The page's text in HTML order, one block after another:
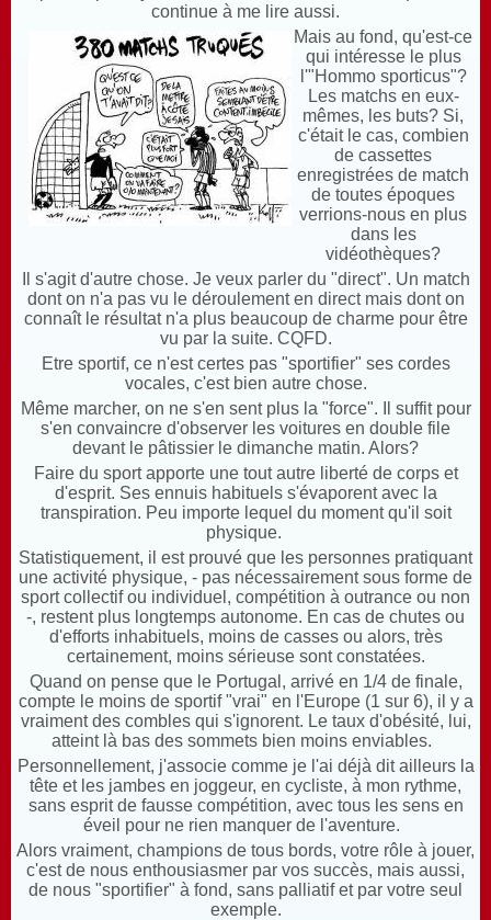
continue à me lire aussi.
Mais au fond, qu'est-ce
qui intéresse le plus
l'"Hommo sporticus"?
Les matchs en eux-
mêmes, les buts? Si,
c'était le cas, combien
de cassettes
enregistrées de match
de toutes époques
verrions-nous en plus
dans les
vidéothèques?
Il s'agit d'autre chose. Je veux parler du "direct". Un match
dont on n'a pas vu le déroulement en direct mais dont on
connaît le résultat n'a plus beaucoup de charme pour être
vu par la suite. CQFD.
Etre sportif, ce n'est certes pas "sportifier" ses cordes
vocales, c'est bien autre chose.
Même marcher, on ne s'en sent plus la "force". Il suffit pour
s'en convaincre d'observer les voitures en double file
devant le pâtissier le dimanche matin. Alors?
Faire du sport apporte une tout autre liberté de corps et
d'esprit. Ses ennuis habituels s'évaporent avec la
transpiration. Peu importe lequel du moment qu'il soit
physique.
Statistiquement, il est prouvé que les personnes pratiquant
une activité physique, - pas nécessairement sous forme de
sport collectif ou individuel, compétition à outrance ou non
-, restent plus longtemps autonome. En cas de chutes ou
d'efforts inhabituels, moins de casses ou alors, très
certainement, moins sérieuse sont constatées.
Quand on pense que le Portugal, arrivé en 1/4 de finale,
compte le moins de sportif "vrai" en l'Europe (1 sur 6), il y a
vraiment des combles qui s'ignorent. Le taux d'obésité, lui,
atteint là bas des sommets bien moins enviables.
Personnellement, j'associe comme je l'ai déjà dit ailleurs la
tête et les jambes en joggeur, en cycliste, à mon rythme,
sans esprit de fausse compétition, avec tous les sens en
éveil pour ne rien manquer de l'aventure.
Alors vraiment, champions de tous bords, votre rôle à jouer,
c'est de nous enthousiasmer par vos succès, mais aussi,
de nous "sportifier" à fond, sans palliatif et par votre seul
exemple.